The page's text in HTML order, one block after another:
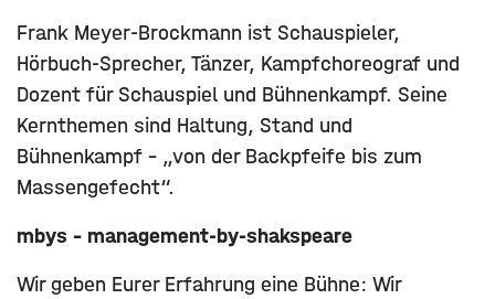
Frank Meyer-Brockmann ist Schauspieler,
Hörbuch-Sprecher, Tänzer, Kampfchoreo­graf und
Dozent für Schauspiel und Bühnenkampf. Seine
Kernthemen sind Haltung, Stand und
Bühnenkampf – „von der Backpfeife bis zum
Massengefecht“.
mbys – management-by-shakspeare
Wir geben Eurer Erfahrung eine Bühne: Wir